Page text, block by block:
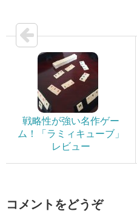
戦略性が強い名作ゲー
ム！「ラミィキューブ」
レビュー
コメントをどうぞ